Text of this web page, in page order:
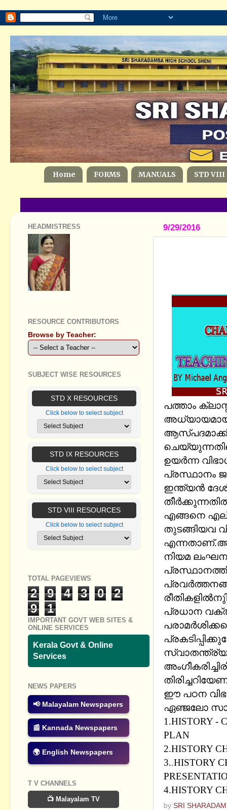
Home FORMS MANUALS STD VIII
9/29/2016
പത്താം
ഉയര്‍ന്ന
പ്രസ്ഥാനം
ഇന്ത്യന്‍
എങ്ങനെ
തുടങ്ങിയവ
നിയമ
പ്രധാന
ഈ പഠന
ഏഞ്ജലോ
1.HISTORY -
PLAN
2.HISTORY
3..HISTORY
4.HISTORY
by SRI
HEADMISTRESS
RESOURCE CONTRIBUTORS
Browse by Teacher:
SUBJECT WISE RESOURCES
STD X RESOURCES
Click below to select subject
STD IX RESOURCES
Click below to select subject
STD VIII RESOURCES
Click below to select subject
TOTAL PAGEVIEWS
2 9 4 3 0
2
9
1
IMPORTANT GOVT WEB SITES &
ONLINE SERVICES
Kerala Govt & Online
Services
NEWS PAPERS
📢 Malayalam Newspapers
📰 Kannada Newspapers
🌍 English Newspapers
T V CHANNELS
📺 Malayalam TV